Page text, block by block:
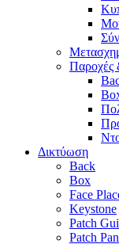
Παροχές
Δικτύωση
Back
Box
Face
Keystone
Patch
Patch